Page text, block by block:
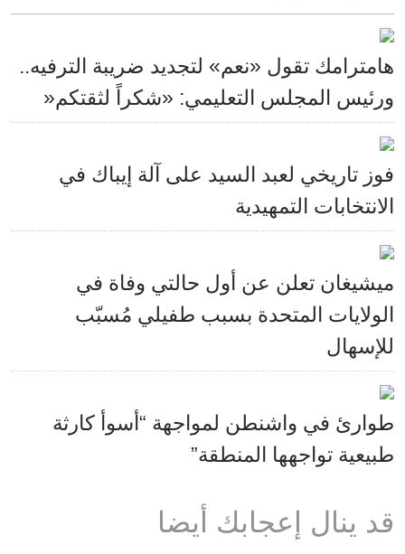
هامترامك تقول «نعم» لتجديد ضريبة الترفيه..
ورئيس المجلس التعليمي: «شكراً لثقتكم«
فوز تاريخي لعبد السيد على آلة إيباك في
الانتخابات التمهيدية
ميشيغان تعلن عن أول حالتي وفاة في
الولايات المتحدة بسبب طفيلي مُسبّب
للإسهال
طوارئ في واشنطن لمواجهة “أسوأ كارثة
طبيعية تواجهها المنطقة”
قد ينال إعجابك أيضا